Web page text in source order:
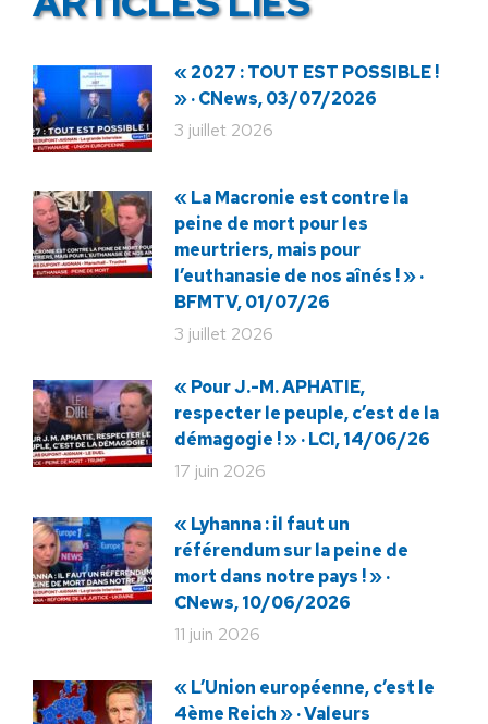
« 2027 : TOUT EST POSSIBLE !
» · CNews, 03/07/2026
3 juillet 2026
« La Macronie est contre la
peine de mort pour les
meurtriers, mais pour
l’euthanasie de nos aînés ! » ·
BFMTV, 01/07/26
3 juillet 2026
« Pour J.-M. APHATIE,
respecter le peuple, c’est de la
démagogie ! » · LCI, 14/06/26
17 juin 2026
« Lyhanna : il faut un
référendum sur la peine de
mort dans notre pays ! » ·
CNews, 10/06/2026
11 juin 2026
« L’Union européenne, c’est le
4ème Reich » · Valeurs